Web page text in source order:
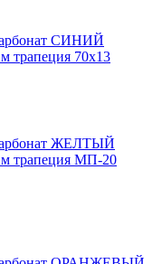
СИНИЙ
трапеция 70х13
ЖЕЛТЫЙ
трапеция МП-20